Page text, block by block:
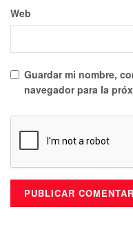
Web
Guardar mi nombre,
navegador para la